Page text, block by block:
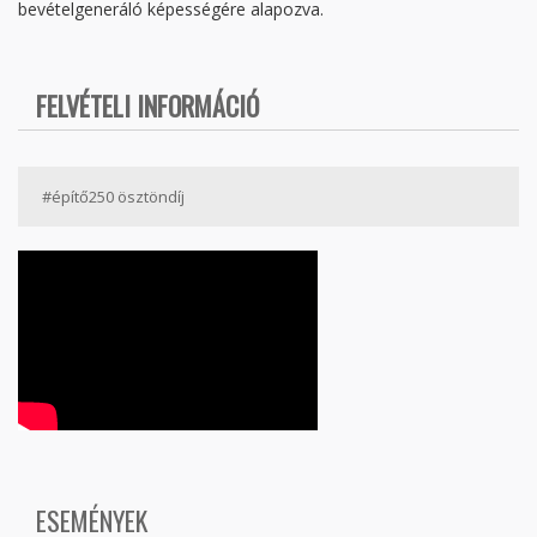
bevételgeneráló képességére alapozva.
FELVÉTELI INFORMÁCIÓ
#építő250 ösztöndíj
ESEMÉNYEK